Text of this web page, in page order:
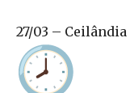
27/03 –